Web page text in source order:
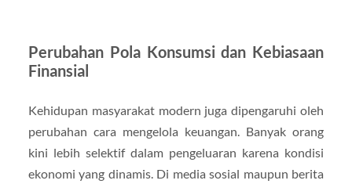
Perubahan Pola Konsumsi dan Kebiasaan
Finansial
Kehidupan masyarakat modern juga dipengaruhi oleh
perubahan cara mengelola keuangan. Banyak orang
kini lebih selektif dalam pengeluaran karena kondisi
ekonomi yang dinamis. Di media sosial maupun berita